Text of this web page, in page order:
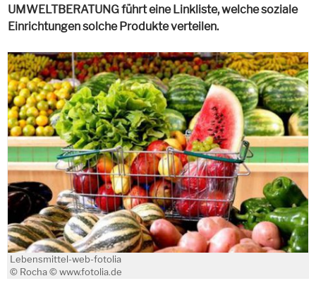
UMWELTBERATUNG führt eine Linkliste, welche soziale
Einrichtungen solche Produkte verteilen.
Lebensmittel-web-fotolia
© Rocha © www.fotolia.de